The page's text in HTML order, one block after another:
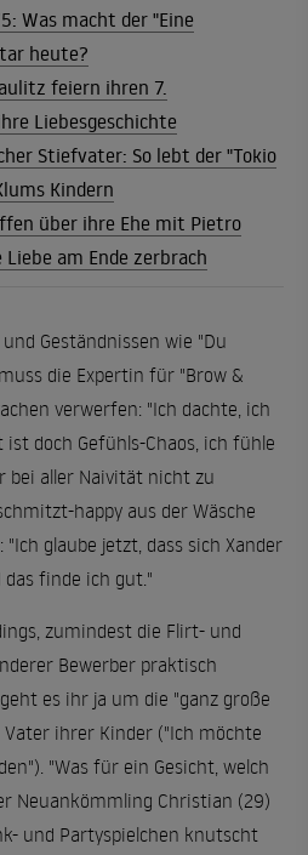
Was macht der "Eine
heute?
feiern ihren 7.
Liebesgeschichte
Stiefvater: So lebt der "Tokio
Kindern
über ihre Ehe mit Pietro
am Ende zerbrach
Geständnissen wie "Du
die Expertin für "Brow &
verwerfen: "Ich dachte, ich
ist doch Gefühls-Chaos, ich fühle
bei aller Naivität nicht zu
happy aus der Wäsche
glaube jetzt, dass sich Xander
finde ich gut."
zumindest die Flirt- und
Bewerber praktisch
es ihr ja um die "ganz große
ihrer Kinder ("Ich möchte
"Was für ein Gesicht, welch
Neuankömmling Christian (29)
und Partyspielchen knutscht